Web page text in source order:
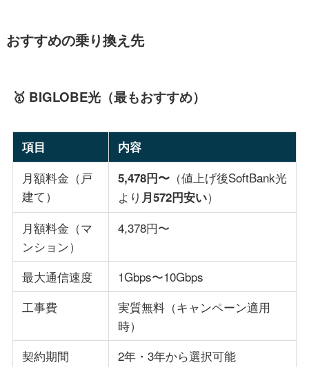
おすすめの乗り換え先
🥇 BIGLOBE光（最もおすすめ）
項目 内容
月額料金（戸
建て）
5,478円〜（値上げ後SoftBank光
より 月572円安い）
月額料金（マ
ンション）
4,378円〜
最大通信速度
1Gbps〜10Gbps
工事費
実質無料（キャンペーン適用
時）
契約期間
2年・3年から選択可能